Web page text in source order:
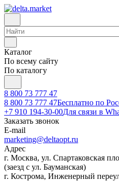
Каталог
По всему сайту
По каталогу
8 800 73 777 47
8 800 73 777 47Бесплатно по
+7 910 194-30-00Для связи в
Заказать звонок
E-mail
marketing@deltaopt.ru
Адрес
г. Москва, ул. Спартаковская
(заезд с ул. Бауманская)
г. Кострома, Инженерный